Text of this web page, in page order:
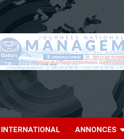
INTERNATIONAL ANNONCES